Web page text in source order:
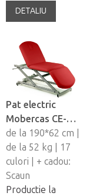
DETALIU
Pat electric
Mobercas CE-
2137
de la 190*62 cm |
de la 52 kg | 17
culori | + cadou:
Scaun
Productie la